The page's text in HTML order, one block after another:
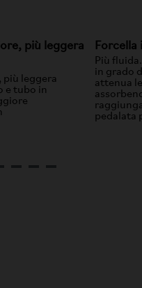
più leggera
più leggera
e tubo in
Forcella
Più
in grado
attenua
pedalata